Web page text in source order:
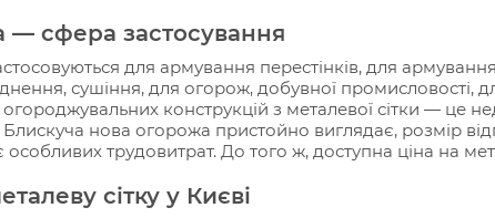
— сфера застосування
для армування перестінків, для
сушіння, для огорож, добувної промисловості,
конструкцій з металевої сітки — це
Блискуча нова огорожа пристойно виглядає, розмір
особливих трудовитрат. До того ж, доступна ціна на
сітку у Києві